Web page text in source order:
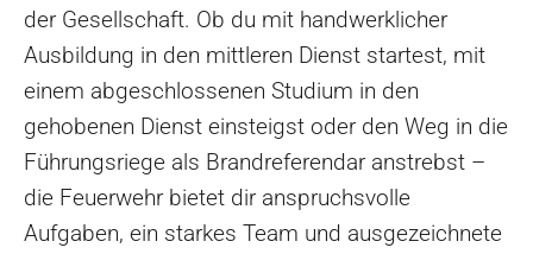
der Gesellschaft. Ob du mit handwerklicher
Ausbildung in den mittleren Dienst startest, mit
einem abgeschlossenen Studium in den
gehobenen Dienst einsteigst oder den Weg in die
Führungsriege als Brandreferendar anstrebst –
die Feuerwehr bietet dir anspruchsvolle
Aufgaben, ein starkes Team und ausgezeichnete